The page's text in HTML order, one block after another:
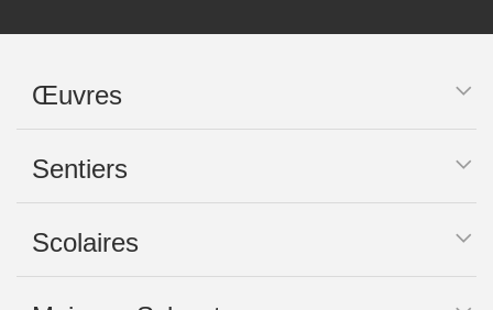
Œuvres
Sentiers
Scolaires